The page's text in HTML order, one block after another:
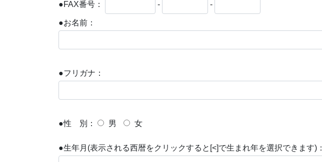
●FAX番号： - -
●お名前：
●フリガナ：
●性 別： 男 女
●生年月(表示される西暦をクリックすると[<]で生まれ年を選択できます)：